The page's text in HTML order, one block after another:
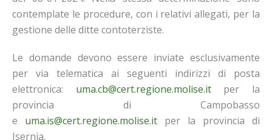
contemplate le procedure, con i relativi allegati, per la
gestione delle ditte contoterziste.
Le domande devono essere inviate esclusivamente
per via telematica ai seguenti indirizzi di posta
elettronica: uma.cb@cert.regione.molise.itper la
provincia di Campobasso
e uma.is@cert.regione.molise.it per la provincia di
Isernia.